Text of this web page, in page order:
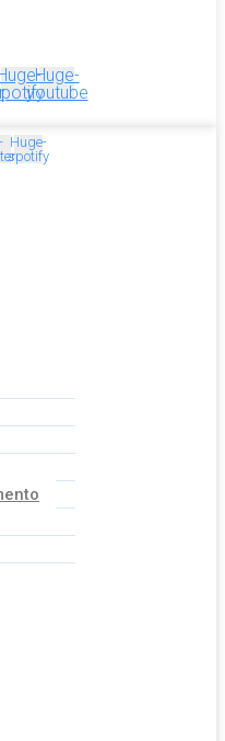
Huge-
youtube
Huge-
spotify